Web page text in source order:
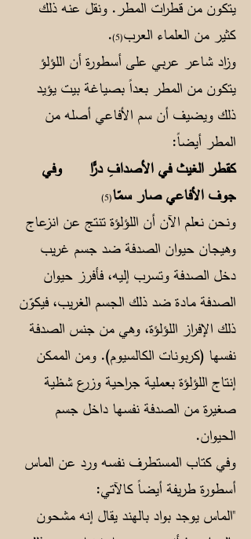
يتكون من قطرات المطر. ونقل عنه ذلك
كثير من العلماء العرب(5)
.
وزاد شاعر عربي على أسطورة أن اللؤلؤ
يتكون من المطر بعداً بصياغة بيت يؤيد
ذلك ويضيف أن سم الأفاعي أصله من
المطر أيضاً:
كقطر الغيث في الأصدافِ درًّاوفي
جوف الأفاعي صار سمّا(5)
ونحن نعلم الآن أن اللؤلؤة تنتج عن انزعاج
وهيجان حيوان الصدفة ضد جسم غريب
دخل الصدفة وتسرب إليه، فأفرز حيوان
الصدفة مادة ضد ذلك الجسم الغريب، فيكوّن
ذلك الإفراز اللؤلؤة، وهي من جنس الصدفة
نفسها (كربونات الكالسيوم). ومن الممكن
إنتاج اللؤلؤة بعملية جراحية وزرع شظية
صغيرة من الصدفة نفسها داخل جسم
الحيوان.
وفي كتاب المستطرف نفسه ورد عن الماس
أسطورة طريفة أيضاً كالآتي:
"الماس يوجد بواد بالهند يقال إنه مشحون